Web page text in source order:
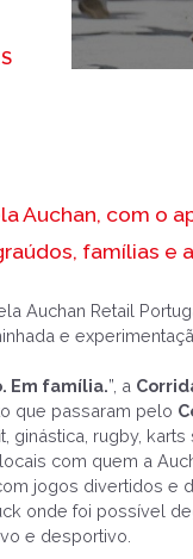
Auchan, com o
famílias e
Auchan Retail
e
Em família.”, a
que passaram pelo
ginástica, rugby,
com quem a
jogos divertidos e
onde foi possível
e desportivo.